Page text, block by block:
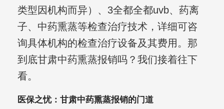
类型因机构而异）、3全都全都uvb、药离
子、中药熏蒸等检查治疗技术，详细可咨
询具体机构的检查治疗设备及其费用。那
到底甘肃中药熏蒸报销吗？我们接着往下
看。
医保之忧：甘肃中药熏蒸报销的门道